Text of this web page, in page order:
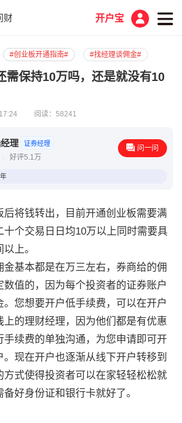
财 开户宝
#创业板开通指南# #找经理谈佣金#
需保持10万吗，还是就没有10
阅读：58241
理 证券经理
好评5.1万
问一问
后将钱转出，目前开通创业板需要满
十个交易日日均10万以上同时需要具
上。
金基本都是在万三左右，券商给的佣
数值的，因为每个投资者的证券账户
。您想要开户低手续费，可以在开户
上的理财经理，因为他们都是有优惠
手续费的单独沟通，为您申请即可开
现在开户也逐渐从线下开户转移到
方式使得投资者可以在家轻轻松松就
好身份证和银行卡就好了。